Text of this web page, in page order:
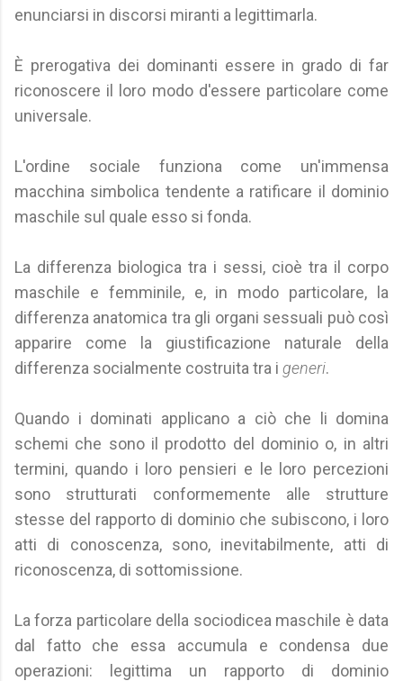
enunciarsi in discorsi miranti a legittimarla.
È prerogativa dei dominanti essere in grado di far
riconoscere il loro modo d'essere particolare come
universale.
L'ordine sociale funziona come un'immensa
macchina simbolica tendente a ratificare il dominio
maschile sul quale esso si fonda.
La differenza biologica tra i sessi, cioè tra il corpo
maschile e femminile, e, in modo particolare, la
differenza anatomica tra gli organi sessuali può così
apparire come la giustificazione naturale della
differenza socialmente costruita tra i generi.
Quando i dominati applicano a ciò che li domina
schemi che sono il prodotto del dominio o, in altri
termini, quando i loro pensieri e le loro percezioni
sono strutturati conformemente alle strutture
stesse del rapporto di dominio che subiscono, i loro
atti di conoscenza, sono, inevitabilmente, atti di
riconoscenza, di sottomissione.
La forza particolare della sociodicea maschile è data
dal fatto che essa accumula e condensa due
operazioni: legittima un rapporto di dominio